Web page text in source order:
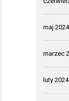
maj 2024
marzec
luty 2024